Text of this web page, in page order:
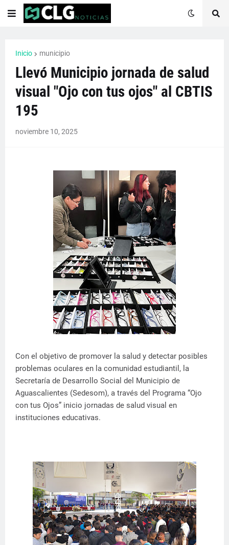
Inicio municipio
Llevó Municipio jornada de salud
visual "Ojo con tus ojos" al CBTIS
195
noviembre 10, 2025
Con el objetivo de promover la salud y detectar posibles
problemas oculares en la comunidad estudiantil, la
Secretaría de Desarrollo Social del Municipio de
Aguascalientes (Sedesom), a través del Programa “Ojo
con tus Ojos” inicio jornadas de salud visual en
instituciones educativas.